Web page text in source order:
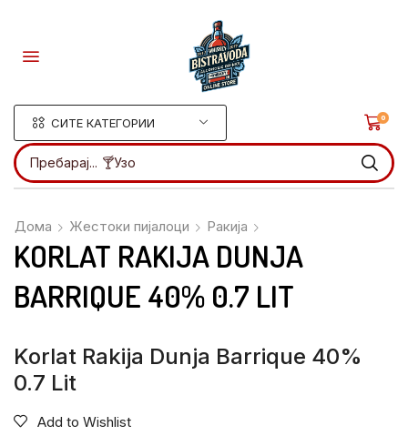
СИТЕ КАТЕГОРИИ
Пребарај... 🍸Узо
0
Дома Жестоки пијалоци Ракија
KORLAT RAKIJA DUNJA
BARRIQUE 40% 0.7 LIT
Korlat Rakija Dunja Barrique 40%
0.7 Lit
Add to Wishlist